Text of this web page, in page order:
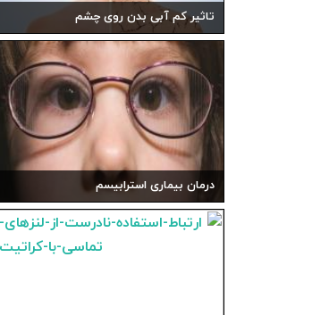
تاثیر کم آبی بدن روی چشم
درمان بیماری استرابیسم